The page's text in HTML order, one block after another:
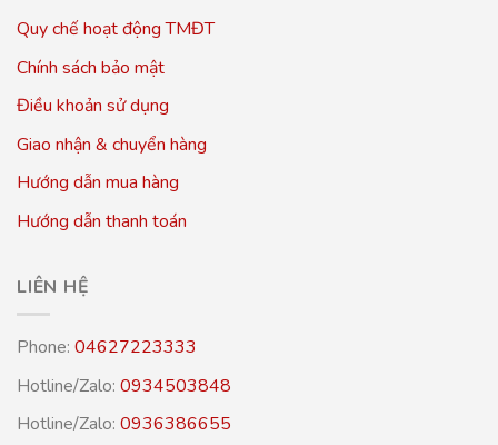
Quy chế hoạt động TMĐT
Chính sách bảo mật
Điều khoản sử dụng
Giao nhận & chuyển hàng
Hướng dẫn mua hàng
Hướng dẫn thanh toán
LIÊN HỆ
Phone: 04627223333
Hotline/Zalo: 0934503848
Hotline/Zalo: 0936386655